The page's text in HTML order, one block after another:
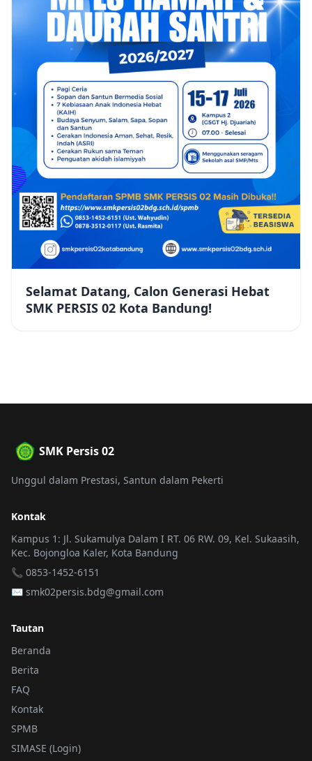
Selamat Datang, Calon Generasi Hebat
SMK PERSIS 02 Kota Bandung!
SMK Persis 02
Unggul dalam Prestasi, Santun dalam Pekerti
Kontak
Kampus 1: Jl. Sukamulya Dalam I RT. 06 RW. 09, Kel. Sukaasih,
Kec. Bojongloa Kaler, Kota Bandung
📞 0853-1452-6151
✉️ smk02persis.bdg@gmail.com
Tautan
Beranda
Berita
FAQ
Kontak
SPMB
SIMASE (Login)